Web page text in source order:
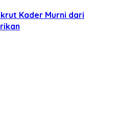
Kader Murni dari